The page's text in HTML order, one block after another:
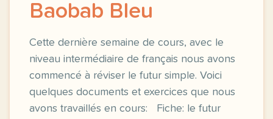
Baobab Bleu
Cette dernière semaine de cours, avec le
niveau intermédiaire de français nous avons
commencé à réviser le futur simple. Voici
quelques documents et exercices que nous
avons travaillés en cours: Fiche: le futur